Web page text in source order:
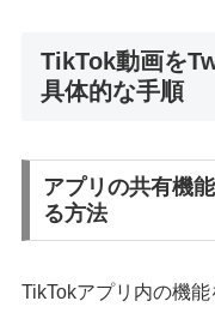
TikTok動画を
具体的な手順
アプリの共有機
る方法
TikTokアプリ内の機